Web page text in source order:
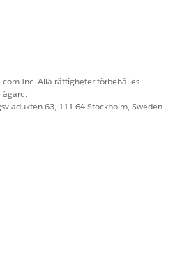
Inc. Alla rättigheter förbehålles.
63, 111 64 Stockholm, Sweden